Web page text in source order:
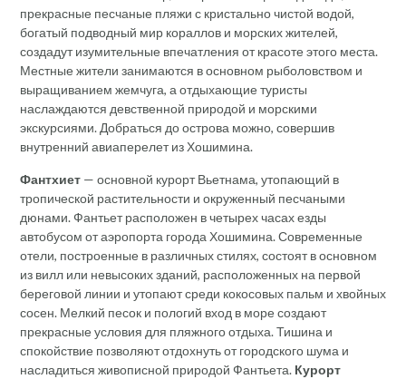
прекрасные песчаные пляжи с кристально чистой водой,
богатый подводный мир кораллов и морских жителей,
создадут изумительные впечатления от красоте этого места.
Местные жители занимаются в основном рыболовством и
выращиванием жемчуга, а отдыхающие туристы
наслаждаются девственной природой и морскими
экскурсиями. Добраться до острова можно, совершив
внутренний авиаперелет из Хошимина.
Фантхиет — основной курорт Вьетнама, утопающий в
тропической растительности и окруженный песчаными
дюнами. Фантьет расположен в четырех часах езды
автобусом от аэропорта города Хошимина. Современные
отели, построенные в различных стилях, состоят в основном
из вилл или невысоких зданий, расположенных на первой
береговой линии и утопают среди кокосовых пальм и хвойных
сосен. Мелкий песок и пологий вход в море создают
прекрасные условия для пляжного отдыха. Тишина и
спокойствие позволяют отдохнуть от городского шума и
насладиться живописной природой Фантьета. Курорт